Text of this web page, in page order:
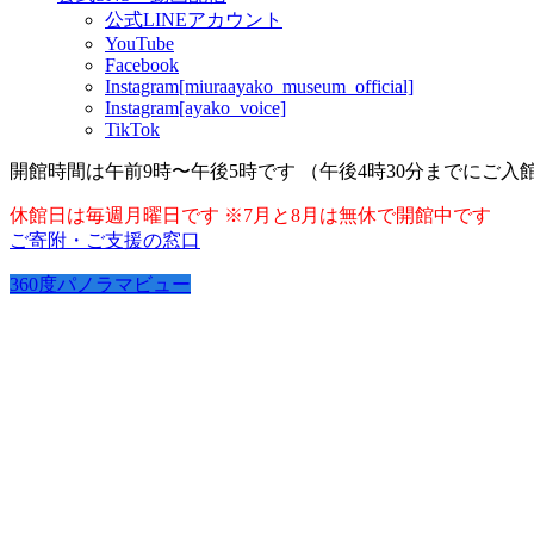
公式LINEアカウント
YouTube
Facebook
Instagram[miuraayako_museum_official]
Instagram[ayako_voice]
TikTok
開館時間は午前9時〜午後5時です （午後4時30分までにご入
休館日は毎週月曜日です ※7月と8月は無休で開館中です
ご寄附・ご支援の窓口
360度パノラマビュー